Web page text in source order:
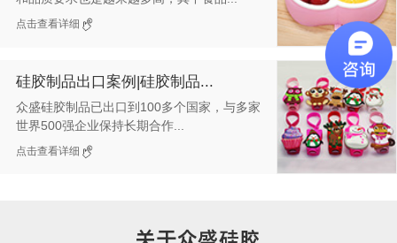
点击查看详细
硅胶制品出口案例|硅胶制品...
众盛硅胶制品已出口到100多个国家，与多家
世界500强企业保持长期合作...
点击查看详细